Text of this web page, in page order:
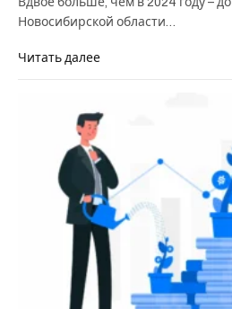
Новосибирской области…
Читать далее